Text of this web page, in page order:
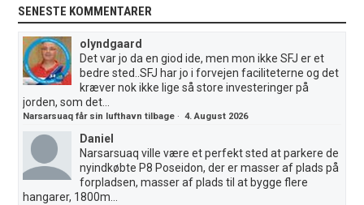
SENESTE KOMMENTARER
olyndgaard
Det var jo da en giod ide, men mon ikke SFJ er et
bedre sted..SFJ har jo i forvejen faciliteterne og det
kræver nok ikke lige så store investeringer på
jorden, som det...
Narsarsuaq får sin lufthavn tilbage ·4. August 2026
Daniel
Narsarsuaq ville være et perfekt sted at parkere de
nyindkøbte P8 Poseidon, der er masser af plads på
forpladsen, masser af plads til at bygge flere
hangarer, 1800m...